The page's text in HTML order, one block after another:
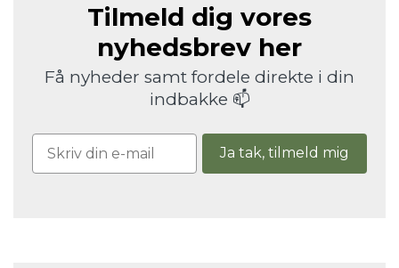
Tilmeld dig vores
nyhedsbrev her
Få nyheder samt fordele direkte i din
indbakke 📫
Ja tak, tilmeld mig